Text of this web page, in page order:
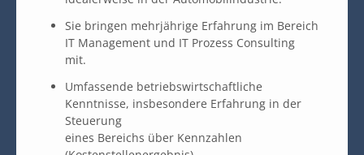
Sie bringen mehrjährige Erfahrung im Bereich
IT Management und IT Prozess Consulting
mit.
Umfassende betriebswirtschaftliche
Kenntnisse, insbesondere Erfahrung in der
Steuerung
eines Bereichs über Kennzahlen